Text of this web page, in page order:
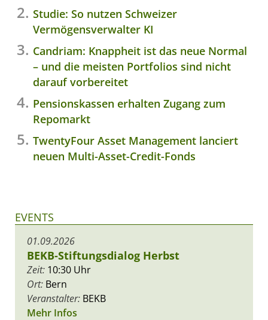
Studie: So nutzen Schweizer
Vermögensverwalter KI
Candriam: Knappheit ist das neue Normal
– und die meisten Portfolios sind nicht
darauf vorbereitet
Pensionskassen erhalten Zugang zum
Repomarkt
TwentyFour Asset Management lanciert
neuen Multi-Asset-Credit-Fonds
EVENTS
01.09.2026
BEKB-Stiftungsdialog Herbst
Zeit: 10:30 Uhr
Ort: Bern
Veranstalter: BEKB
Mehr Infos